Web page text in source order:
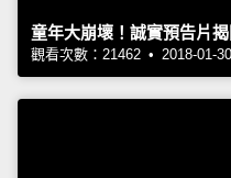
童年大崩壞！誠實預告片
觀看次數：21462 • 2018-01-30